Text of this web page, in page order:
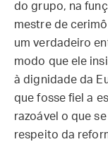
do grupo, na
mestre de
um verdadeiro
modo que ele
à dignidade da
que fosse fiel a
razoável o que
respeito da